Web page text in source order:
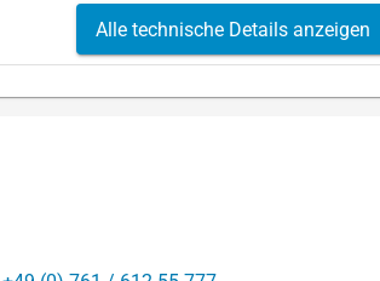
Alle technische Details anzeigen